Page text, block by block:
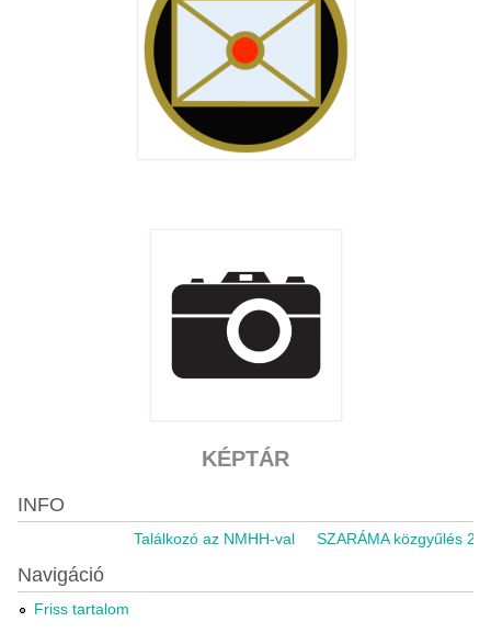
KÉPTÁR
INFO
Találkozó az NMHH-val SZARÁMA közgyűlés
Navigáció
Friss tartalom